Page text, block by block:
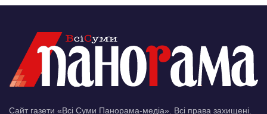
Сайт газети «Всі Суми Панорама-медіа». Всі права захищені.